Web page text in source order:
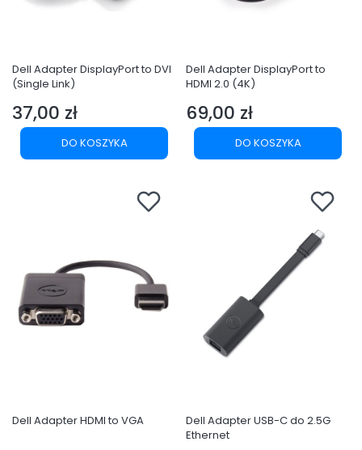
Dell Adapter DisplayPort to DVI
(Single Link)
Cena
37,00 zł
DO KOSZYKA
Dell Adapter DisplayPort to
HDMI 2.0 (4K)
Cena
69,00 zł
DO KOSZYKA
Dell Adapter HDMI to VGA
Dell Adapter USB-C do 2.5G
Ethernet